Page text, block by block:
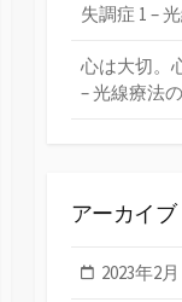
失調症 1 –
心は大切。
– 光線療法
アーカイブ
2023年2月